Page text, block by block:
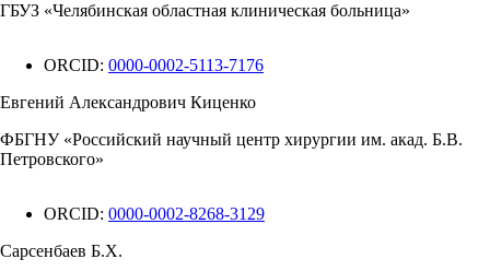
ГБУЗ «Челябинская областная клиническая больница»
ORCID: 0000-0002-5113-7176
Евгений Александрович Киценко
ФБГНУ «Российский научный центр хирургии им. акад. Б.В.
Петровского»
ORCID: 0000-0002-8268-3129
Сарсенбаев Б.Х.